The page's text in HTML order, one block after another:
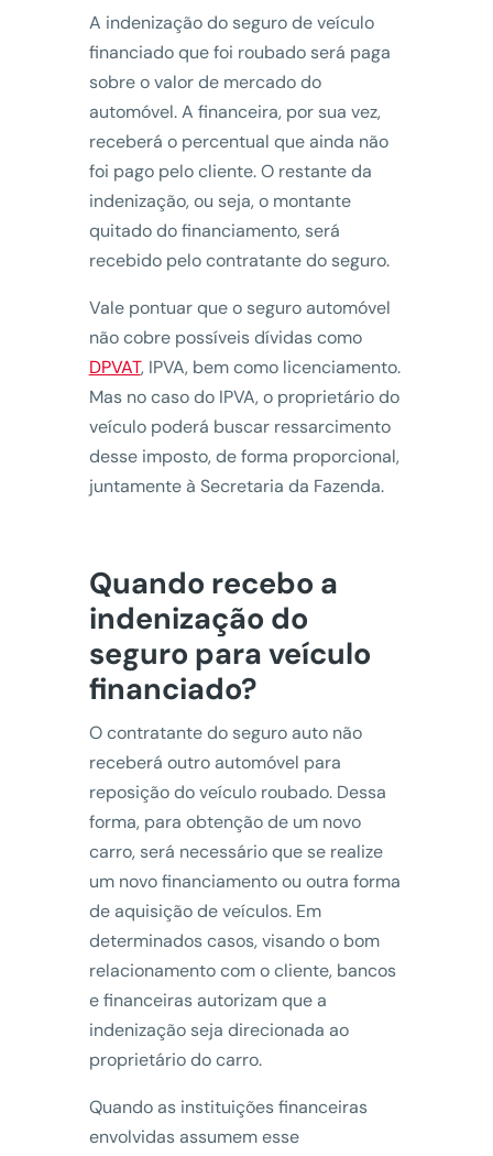
A indenização do seguro de veículo
financiado que foi roubado será paga
sobre o valor de mercado do
automóvel. A financeira, por sua vez,
receberá o percentual que ainda não
foi pago pelo cliente. O restante da
indenização, ou seja, o montante
quitado do financiamento, será
recebido pelo contratante do seguro.
Vale pontuar que o seguro automóvel
não cobre possíveis dívidas como
DPVAT, IPVA, bem como licenciamento.
Mas no caso do IPVA, o proprietário do
veículo poderá buscar ressarcimento
desse imposto, de forma proporcional,
juntamente à Secretaria da Fazenda.
Quando recebo a
indenização do
seguro para veículo
financiado?
O contratante do seguro auto não
receberá outro automóvel para
reposição do veículo roubado. Dessa
forma, para obtenção de um novo
carro, será necessário que se realize
um novo financiamento ou outra forma
de aquisição de veículos. Em
determinados casos, visando o bom
relacionamento com o cliente, bancos
e financeiras autorizam que a
indenização seja direcionada ao
proprietário do carro.
Quando as instituições financeiras
envolvidas assumem esse